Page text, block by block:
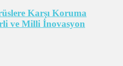
Karşı Koruma
ve Milli İnovasyon